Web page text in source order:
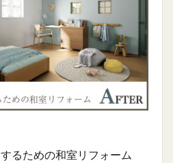
るための和室リフォーム